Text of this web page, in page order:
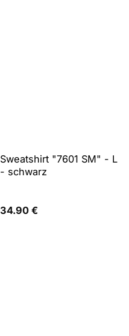
Sweatshirt "7601 SM" - L
- schwarz
34.90 €